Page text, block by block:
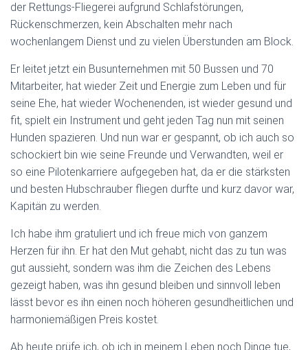
der Rettungs-Fliegerei aufgrund Schlafstörungen,
Rückenschmerzen, kein Abschalten mehr nach
wochenlangem Dienst und zu vielen Überstunden am Block.
Er leitet jetzt ein Busunternehmen mit 50 Bussen und 70
Mitarbeiter, hat wieder Zeit und Energie zum Leben und für
seine Ehe, hat wieder Wochenenden, ist wieder gesund und
fit, spielt ein Instrument und geht jeden Tag nun mit seinen
Hunden spazieren. Und nun war er gespannt, ob ich auch so
schockiert bin wie seine Freunde und Verwandten, weil er
so eine Pilotenkarriere aufgegeben hat, da er die stärksten
und besten Hubschrauber fliegen durfte und kurz davor war,
Kapitän zu werden.
Ich habe ihm gratuliert und ich freue mich von ganzem
Herzen für ihn. Er hat den Mut gehabt, nicht das zu tun was
gut aussieht, sondern was ihm die Zeichen des Lebens
gezeigt haben, was ihn gesund bleiben und sinnvoll leben
lässt bevor es ihn einen noch höheren gesundheitlichen und
harmoniemäßigen Preis kostet.
Ab heute prüfe ich, ob ich in meinem Leben noch Dinge tue,